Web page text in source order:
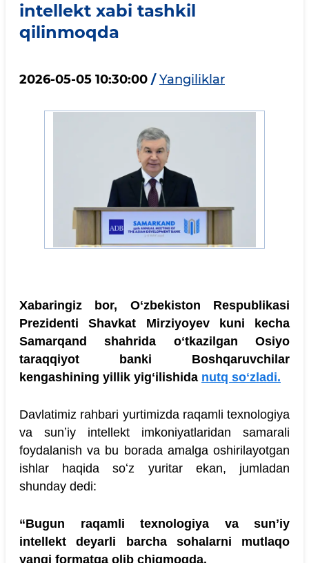
intellekt xabi tashkil
qilinmoqda
2026-05-05 10:30:00 / Yangiliklar
Xabaringiz bor, Oʻzbekiston Respublikasi
Prezidenti Shavkat Mirziyoyev kuni kecha
Samarqand shahrida oʻtkazilgan Osiyo
taraqqiyot banki Boshqaruvchilar
kengashining yillik yigʻilishida nutq soʻzladi.
Davlatimiz rahbari yurtimizda raqamli texnologiya
va sunʼiy intellekt imkoniyatlaridan samarali
foydalanish va bu borada amalga oshirilayotgan
ishlar haqida soʻz yuritar ekan, jumladan
shunday dedi:
“Bugun raqamli texnologiya va sunʼiy
intellekt deyarli barcha sohalarni mutlaqo
yangi formatga olib chiqmoqda.